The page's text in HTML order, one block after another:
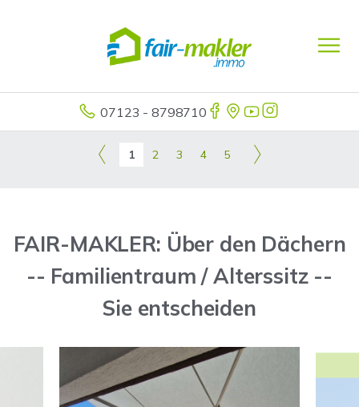
07123 - 8798710
1 2 3 4 5
FAIR-MAKLER: Über den Dächern
-- Familientraum / Alterssitz --
Sie entscheiden